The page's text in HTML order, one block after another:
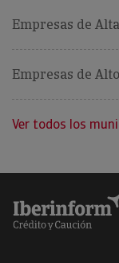
Empresas de
Empresas de
Ver todos los